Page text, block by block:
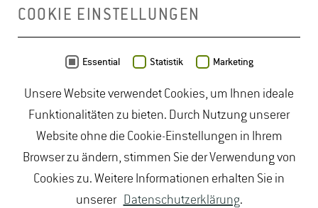
OpenStreetMap- Veröffentlicht unterODbL
duales Studium Gartenbau| Gartenbau Studium|
Lebensmittelrecht Studium|Lebensmittelsicherheit
Studium| Naturschutz Studium|Oenologie
Studium| Studiengang Logistik|Studiengänge
Lebensmittel |Studiengänge Natur| Studiengänge
COOKIE EINSTELLUNGEN
Essential Statistik Marketing
Unsere Website verwendet Cookies, um Ihnen ideale
Funktionalitäten zu bieten. Durch Nutzung unserer
Website ohne die Cookie-Einstellungen in Ihrem
Browser zu ändern, stimmen Sie der Verwendung von
Cookies zu. Weitere Informationen erhalten Sie in
unserer Datenschutzerklärung.